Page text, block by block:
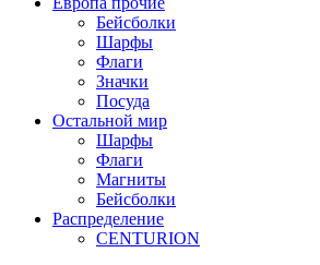
Бейсболки
Шарфы
Флаги
Значки
Посуда
Остальной мир
Шарфы
Флаги
Магниты
Бейсболки
Распределение
CENTURION